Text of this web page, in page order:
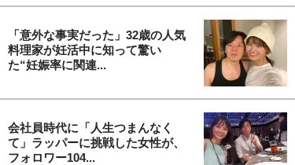
「意外な事実だった」32歳の人気
料理家が妊活中に知って驚い
た“妊娠率に関連...
会社員時代に「人生つまんなく
て」ラッパーに挑戦した女性が、
フォロワー104...